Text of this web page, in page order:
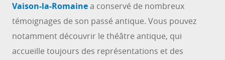
Vaison-la-Romainea conservé de nombreux
témoignages de son passé antique. Vous pouvez
notamment découvrir le théâtre antique, qui
accueille toujours des représentations et des